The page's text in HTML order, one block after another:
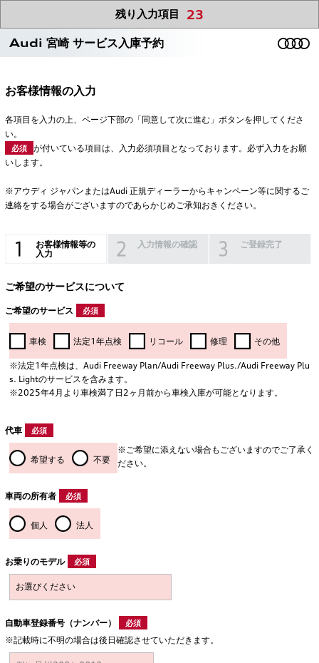
Audi 宮崎 サービス入庫予約
お客様情報の入力
各項目を入力の上、ページ下部の「同意して次に進む」ボタンを押してくださ
い。
必須
が付いている項目は、入力必須項目となっております。必ず入力をお願
いします。
※アウディ ジャパンまたはAudi 正規ディーラーからキャンペーン等に関するご
連絡をする場合がございますのであらかじめご承知おきください。
お客様情報等の
入力
入力情報の確認 ご登録完了
ご希望のサービスについて
ご希望のサービス 必須
車検 法定1年点検 リコール 修理 その他
※法定1年点検は、Audi Freeway Plan/Audi Freeway Plus./Audi Freeway Plu
s. Lightのサービスを含みます。
※2025年4月より車検満了日2ヶ月前から車検入庫が可能となります。
代車 必須
希望する 不要
※ご希望に添えない場合もございますのでご了承く
ださい。
車両の所有者 必須
個人 法人
お乗りのモデル 必須
自動車登録番号（ナンバー） 必須
※記載時に不明の場合は後日確認させていただきます。
残り入力項目 23